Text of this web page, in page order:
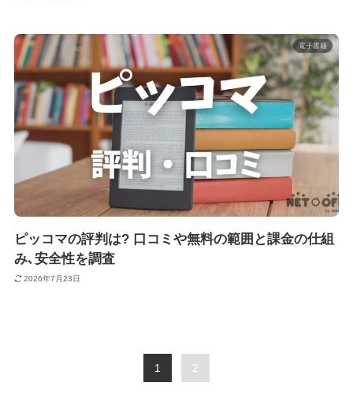
電子書籍
ピッコマの評判は? 口コミや無料の範囲と課金の仕組
み､安全性を調査
2026年7月23日
1 2